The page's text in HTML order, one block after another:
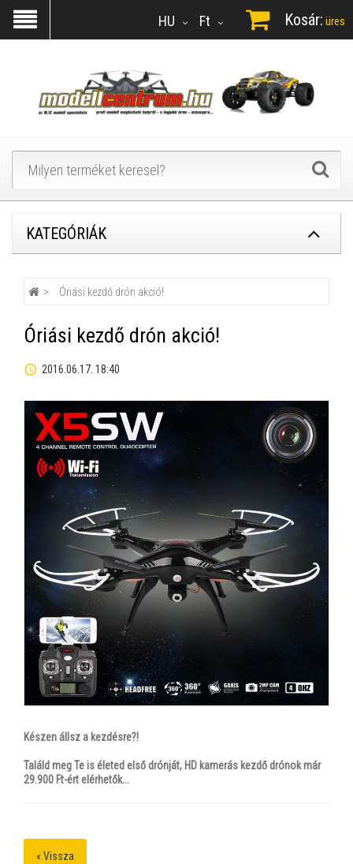
Ft
HU Kosár: üres
KATEGÓRIÁK
Óriási kezdő drón akció!
Óriási kezdő drón akció!
2016.06.17. 18:40
Készen állsz a kezdésre?!
Találd meg Te is életed első drónját, HD kamerás kezdő drónok már
29.900 Ft-ért elérhetők...
« Vissza